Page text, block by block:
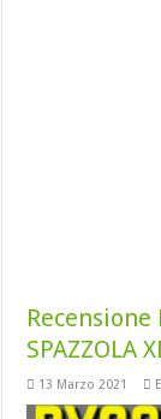
Recensione
SPAZZOLA
13 Marzo 2021